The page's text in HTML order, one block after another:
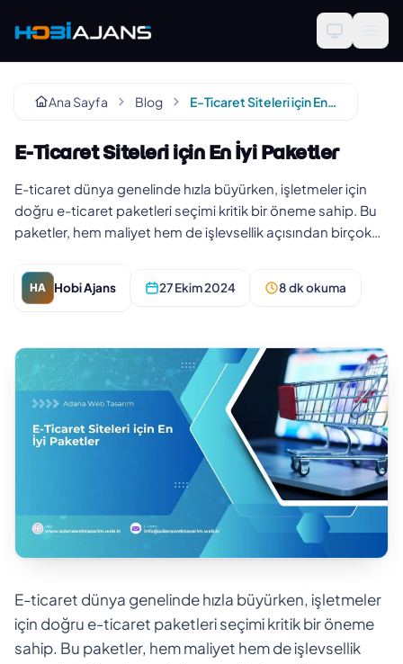
Ana Sayfa Blog E-Ticaret Siteleri için En İyi Paketler
E-Ticaret Siteleri için En İyi Paketler
E-ticaret dünya genelinde hızla büyürken, işletmeler için
doğru e-ticaret paketleri seçimi kritik bir öneme sahip. Bu
paketler, hem maliyet hem de işlevsellik açısından birçok
HA Hobi Ajans 27 Ekim 2024 8 dk okuma
E-ticaret dünya genelinde hızla büyürken, işletmeler
için doğru e-ticaret paketleri seçimi kritik bir öneme
sahip. Bu paketler, hem maliyet hem de işlevsellik